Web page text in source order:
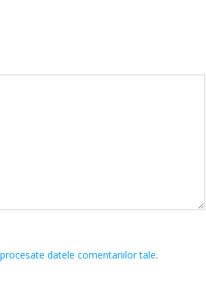
datele comentariilor tale.